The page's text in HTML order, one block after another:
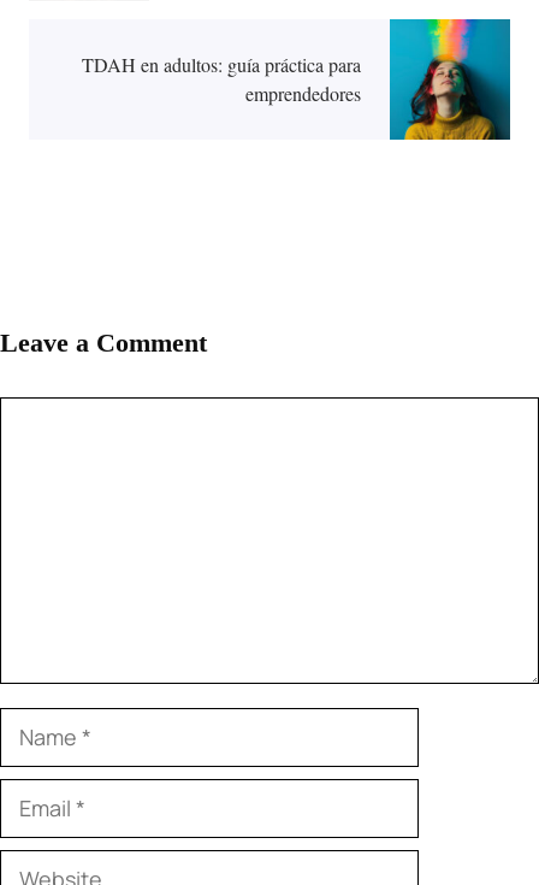
TDAH en adultos: guía práctica para
emprendedores
Leave a Comment
Name
Email
Website